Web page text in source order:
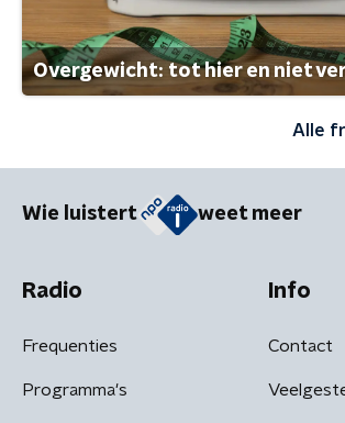
Overgewicht: tot hier en niet
Alle
Wie luistert weet meer
Radio
Frequenties
Programma's
Info
Contact